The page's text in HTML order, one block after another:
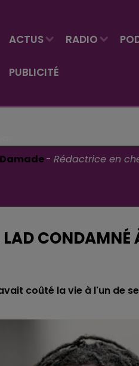
ACTUS RADIO
PUBLICITÉ
-Rédactrice en
CONDAMNÉ
coûté la vie à l'un de